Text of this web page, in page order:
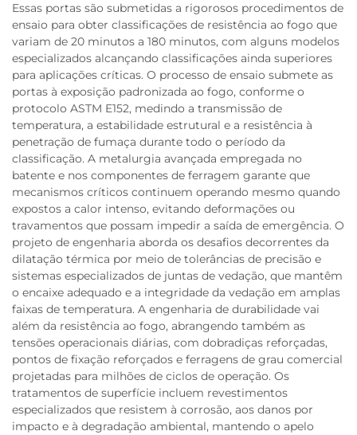
Essas portas são submetidas a rigorosos procedimentos de
ensaio para obter classificações de resistência ao fogo que
variam de 20 minutos a 180 minutos, com alguns modelos
especializados alcançando classificações ainda superiores
para aplicações críticas. O processo de ensaio submete as
portas à exposição padronizada ao fogo, conforme o
protocolo ASTM E152, medindo a transmissão de
temperatura, a estabilidade estrutural e a resistência à
penetração de fumaça durante todo o período da
classificação. A metalurgia avançada empregada no
batente e nos componentes de ferragem garante que
mecanismos críticos continuem operando mesmo quando
expostos a calor intenso, evitando deformações ou
travamentos que possam impedir a saída de emergência. O
projeto de engenharia aborda os desafios decorrentes da
dilatação térmica por meio de tolerâncias de precisão e
sistemas especializados de juntas de vedação, que mantêm
o encaixe adequado e a integridade da vedação em amplas
faixas de temperatura. A engenharia de durabilidade vai
além da resistência ao fogo, abrangendo também as
tensões operacionais diárias, com dobradiças reforçadas,
pontos de fixação reforçados e ferragens de grau comercial
projetadas para milhões de ciclos de operação. Os
tratamentos de superfície incluem revestimentos
especializados que resistem à corrosão, aos danos por
impacto e à degradação ambiental, mantendo o apelo